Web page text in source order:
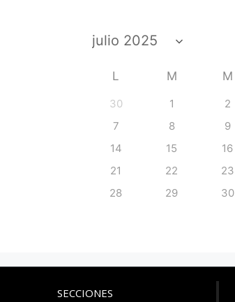
L M M
30 1 2
7
8 9
14
15 16
21
22 23
28
29 30
SECCIONES